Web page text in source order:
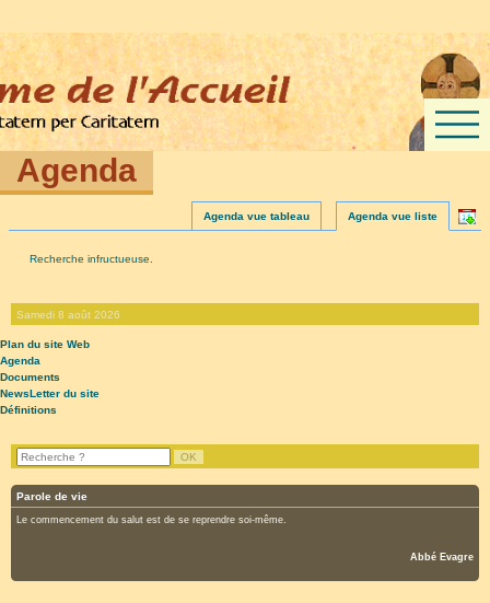
Agenda
Agenda vue tableau Agenda vue liste
Recherche infructueuse.
Samedi 8 août 2026
Plan du site Web
Agenda
Documents
NewsLetter du site
Définitions
Parole de vie
Le commencement du salut est de se reprendre soi-même.
Abbé Evagre